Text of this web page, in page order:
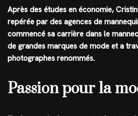
Après des études en économie,
repérée par des agences de
commencé sa carrière dans le
de grandes marques de mode et a
photographes renommés.
Passion pour la